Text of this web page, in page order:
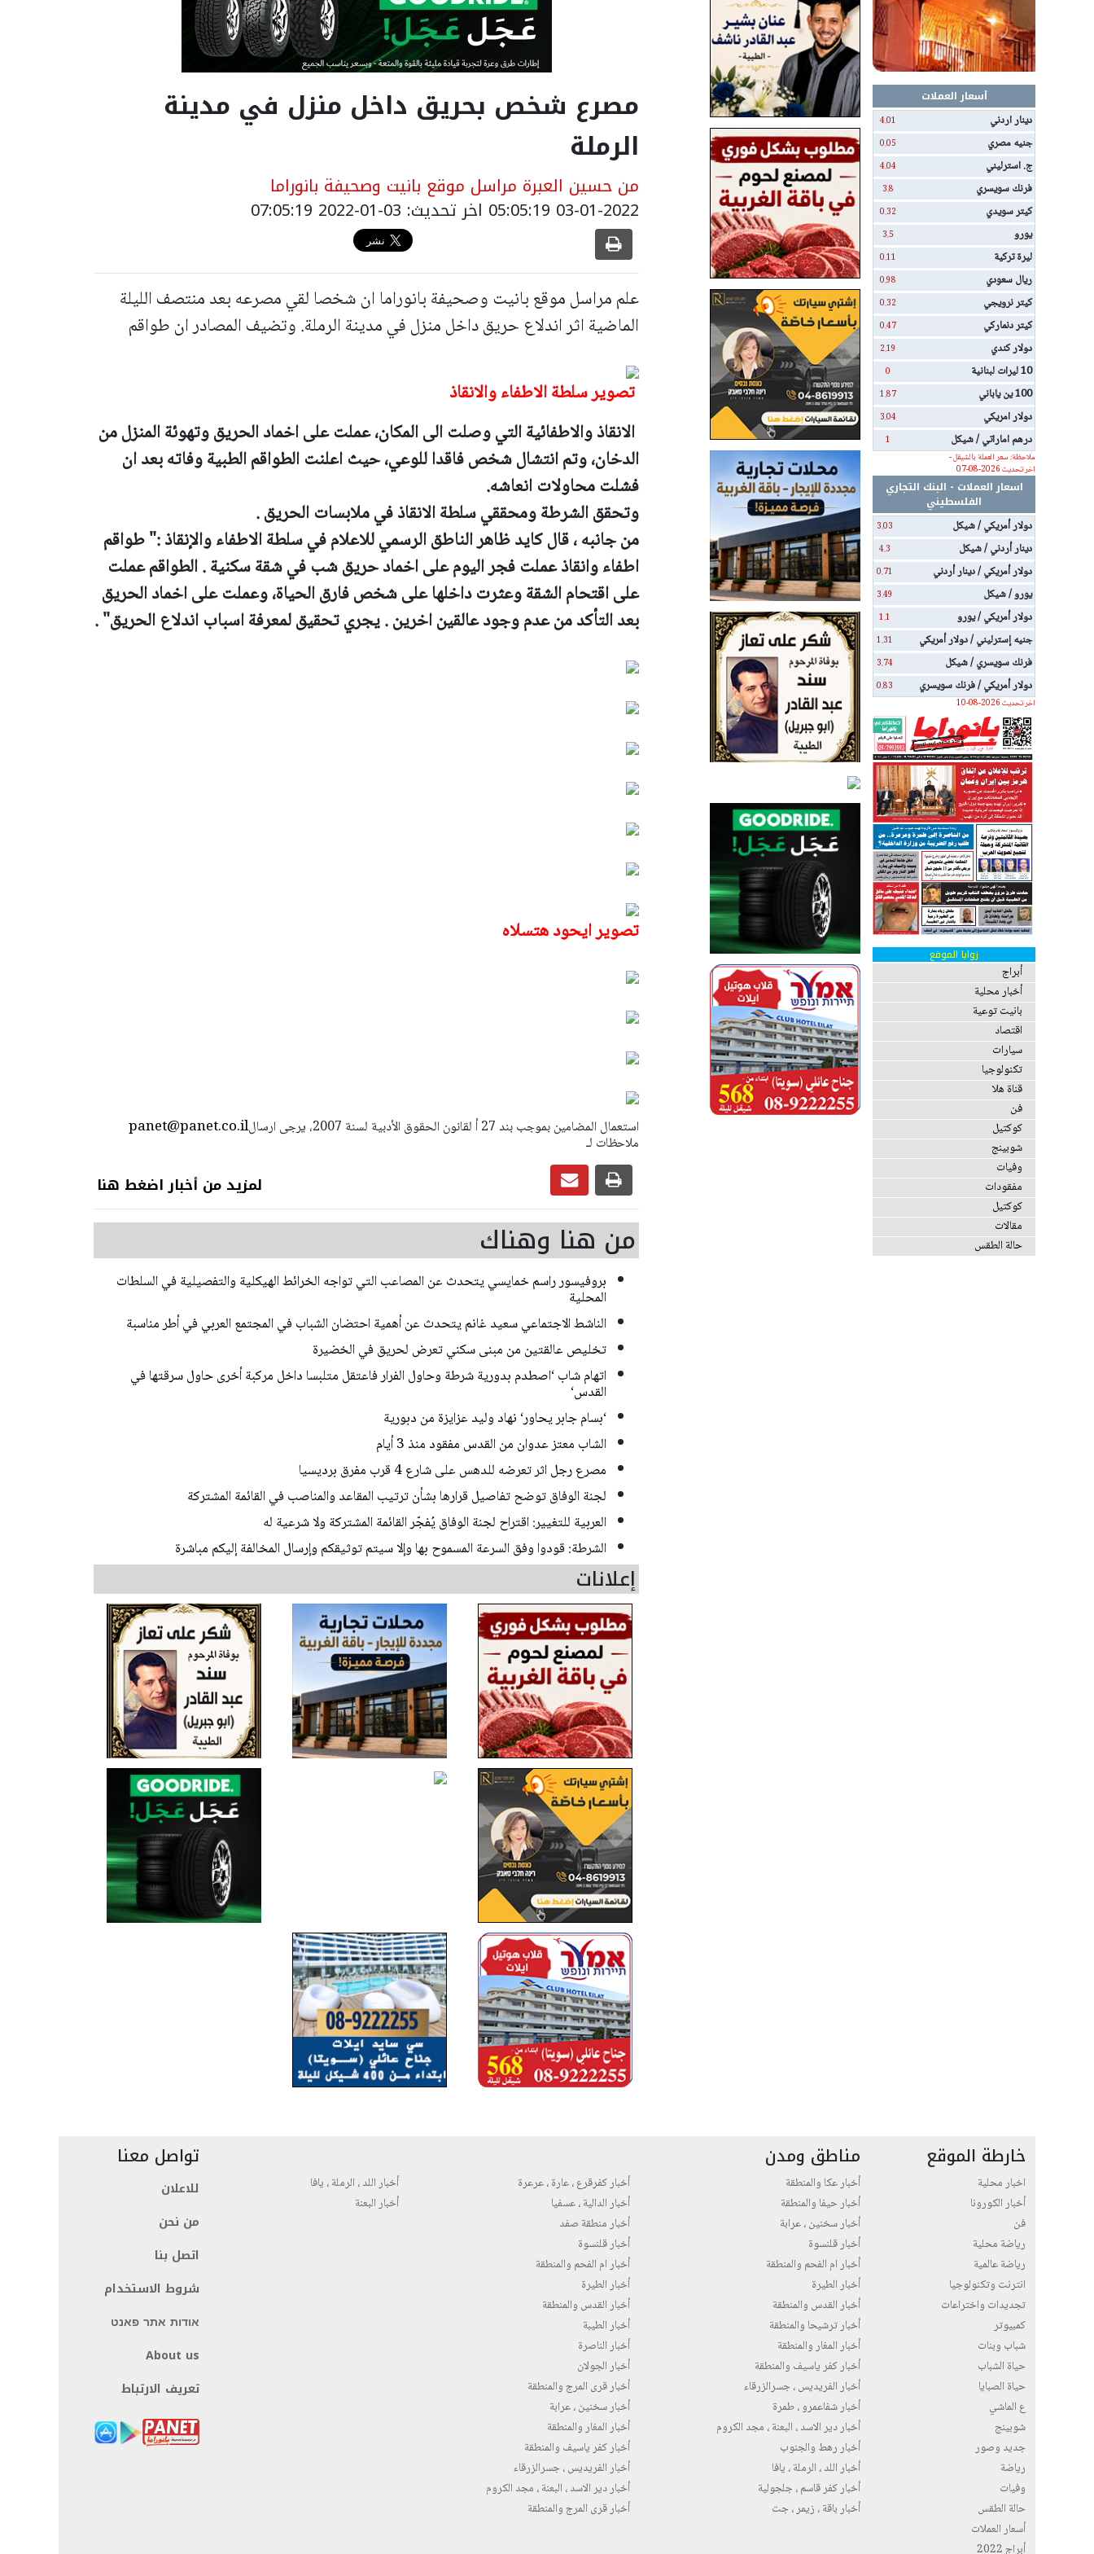
أسعار العملات
دينار اردني
4.01
جنيه مصري 0.05
ج. استرليني 4.04
فرنك سويسري 3.8
كيتر سويدي 0.32
يورو 3.5
ليرة تركية 0.11
ريال سعودي 0.98
كيتر نرويجي 0.32
كيتر دنماركي 0.47
دولار كندي 2.19
10 ليرات لبنانية 0
100 ين ياباني 1.87
دولار امريكي 3.04
درهم اماراتي / شيكل
1
ملاحظة: سعر العملة بالشيقل -
اخر تحديث 2026-08-07
اسعار العملات - البنك التجاري
الفلسطيني
دولار أمريكي / شيكل
3.03
دينار أردني / شيكل 4.3
دولار أمريكي / دينار أردني 0.71
يورو / شيكل 3.49
دولار أمريكي / يورو 1.1
جنيه إسترليني / دولار أمريكي 1.31
فرنك سويسري / شيكل 3.74
دولار أمريكي / فرنك سويسري
0.83
اخر تحديث 2026-08-10
زوايا الموقع
أبراج
أخبار محلية
بانيت توعية
اقتصاد
سيارات
تكنولوجيا
قناة هلا
فن
كوكتيل
شوبينج
وفيات
مفقودات
كوكتيل
مقالات
حالة الطقس
مصرع شخص بحريق داخل منزل في مدينة
الرملة
من حسين العبرة مراسل موقع بانيت وصحيفة بانوراما
03-01-2022 05:05:19 اخر تحديث: 03-01-2022 07:05:19
علم مراسل موقع بانيت وصحيفة بانوراما ان شخصا لقي مصرعه بعد منتصف الليلة
الماضية اثر اندلاع حريق داخل منزل في مدينة الرملة. وتضيف المصادر ان طواقم
تصوير سلطة الاطفاء والانقاذ
الانقاذ والاطفائية التي وصلت الى المكان، عملت على اخماد الحريق وتهوئة المنزل من
الدخان، وتم انتشال شخص فاقدا للوعي، حيث اعلنت الطواقم الطبية وفاته بعد ان
فشلت محاولات انعاشه.
وتحقق الشرطة ومحققي سلطة الانقاذ في ملابسات الحريق .
من جانبه ، قال كايد ظاهر الناطق الرسمي للاعلام في سلطة الاطفاء والإنقاذ :" طواقم
اطفاء وانقاذ عملت فجر اليوم على اخماد حريق شب في شقة سكنية . الطواقم عملت
على اقتحام الشقة وعثرت داخلها على شخص فارق الحياة، وعملت على اخماد الحريق
بعد التأكد من عدم وجود عالقين اخرين . يجري تحقيق لمعرفة اسباب اندلاع الحريق" .
تصوير ايحود هتسلاه
panet@panet.co.ilاستعمال المضامين بموجب بند 27 أ لقانون الحقوق الأدبية لسنة 2007، يرجى ارسال
ملاحظات لـ
لمزيد من أخبار اضغط هنا
من هنا وهناك
بروفيسور راسم خمايسي يتحدث عن المصاعب التي تواجه الخرائط الهيكلية والتفصيلية في السلطات
المحلية
الناشط الاجتماعي سعيد غانم يتحدث عن أهمية احتضان الشباب في المجتمع العربي في أطر مناسبة
تخليص عالقتين من مبنى سكني تعرض لحريق في الخضيرة
اتهام شاب ‘اصطدم بدورية شرطة وحاول الفرار فاعتقل متلبسا داخل مركبة أخرى حاول سرقتها في
القدس‘
‘بسام جابر يحاور‘ نهاد وليد عزايزة من دبورية
الشاب معتز عدوان من القدس مفقود منذ 3 أيام
مصرع رجل اثر تعرضه للدهس على شارع 4 قرب مفرق برديسيا
لجنة الوفاق توضح تفاصيل قرارها بشأن ترتيب المقاعد والمناصب في القائمة المشتركة
العربية للتغيير: اقتراح لجنة الوفاق يُفجّر القائمة المشتركة ولا شرعية له
الشرطة: قودوا وفق السرعة المسموح بها وإلا سيتم توثيقكم وإرسال المخالفة إليكم مباشرة
إعلانات
خارطة الموقع
اخبار محلية
أخبار الكورونا
فن
رياضة محلية
رياضة عالمية
انترنت وتكنولوجيا
تجديدات واختراعات
كمبيوتر
شباب وبنات
حياة الشباب
حياة الصبايا
ع الماشي
شوبينج
جديد وصور
رياضة
وفيات
حالة الطقس
أسعار العملات
أبراج 2022
مناطق ومدن
أخبار عكا والمنطقة
أخبار حيفا والمنطقة
أخبار سخنين ، عرابة
أخبار قلنسوة
أخبار ام الفحم والمنطقة
أخبار الطيرة
أخبار القدس والمنطقة
أخبار ترشيحا والمنطقة
أخبار المغار والمنطقة
أخبار كفر ياسيف والمنطقة
أخبار الفريديس ، جسرالزرقاء
أخبار شفاعمرو ، طمرة
أخبار دير الاسد ، البعنة ، مجد الكروم
أخبار رهط والجنوب
أخبار اللد ، الرملة ، يافا
أخبار كفر قاسم ، جلجولية
أخبار باقة ، زيمر ، جت
أخبار كفرقرع ، عارة ، عرعرة
أخبار الدالية ، عسفيا
أخبار منطقة صفد
أخبار قلنسوة
أخبار ام الفحم والمنطقة
أخبار الطيرة
أخبار القدس والمنطقة
أخبار الطيبة
أخبار الناصرة
أخبار الجولان
أخبار قرى المرج والمنطقة
أخبار سخنين ، عرابة
أخبار المغار والمنطقة
أخبار كفر ياسيف والمنطقة
أخبار الفريديس ، جسرالزرقاء
أخبار دير الاسد ، البعنة ، مجد الكروم
أخبار قرى المرج والمنطقة
أخبار اللد ، الرملة ، يافا
أخبار البعنة
تواصل معنا
للاعلان
من نحن
اتصل بنا
شروط الاستخدام
אודות אתר פאנט
About us
تعريف الارتباط